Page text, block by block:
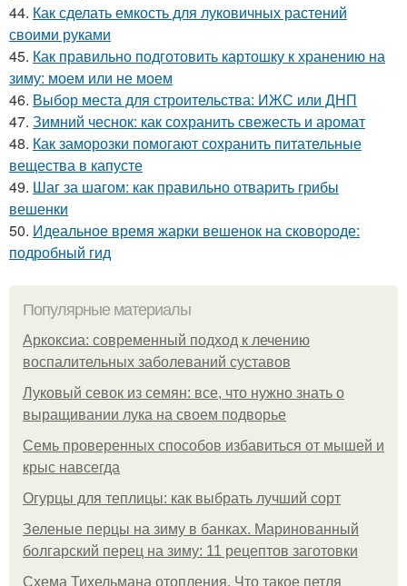
44. Как сделать емкость для луковичных растений
своими руками
45. Как правильно подготовить картошку к хранению на
зиму: моем или не моем
46. Выбор места для строительства: ИЖС или ДНП
47. Зимний чеснок: как сохранить свежесть и аромат
48. Как заморозки помогают сохранить питательные
вещества в капусте
49. Шаг за шагом: как правильно отварить грибы
вешенки
50. Идеальное время жарки вешенок на сковороде:
подробный гид
Популярные материалы
Аркоксиа: современный подход к лечению
воспалительных заболеваний суставов
Луковый севок из семян: все, что нужно знать о
выращивании лука на своем подворье
Семь проверенных способов избавиться от мышей и
крыс навсегда
Огурцы для теплицы: как выбрать лучший сорт
Зеленые перцы на зиму в банках. Маринованный
болгарский перец на зиму: 11 рецептов заготовки
Схема Тихельмана отопления. Что такое петля